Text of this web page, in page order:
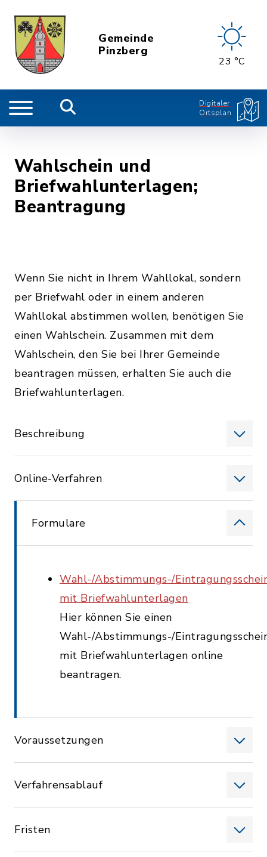
Gemeinde
Pinzberg
23 °C
Digitaler
Ortsplan
Wahlschein und
Briefwahlunterlagen;
Beantragung
Wenn Sie nicht in Ihrem Wahllokal, sondern
per Briefwahl oder in einem anderen
Wahllokal abstimmen wollen, benötigen Sie
einen Wahlschein. Zusammen mit dem
Wahlschein, den Sie bei Ihrer Gemeinde
beantragen müssen, erhalten Sie auch die
Briefwahlunterlagen.
Beschreibung
Online-Verfahren
Formulare
Wahl-/Abstimmungs-/
mit Briefwahlunterlagen
Hier können Sie einen
Wahl-/Abstimmungs-/
mit Briefwahlunterlagen online
beantragen.
Voraussetzungen
Verfahrensablauf
Fristen